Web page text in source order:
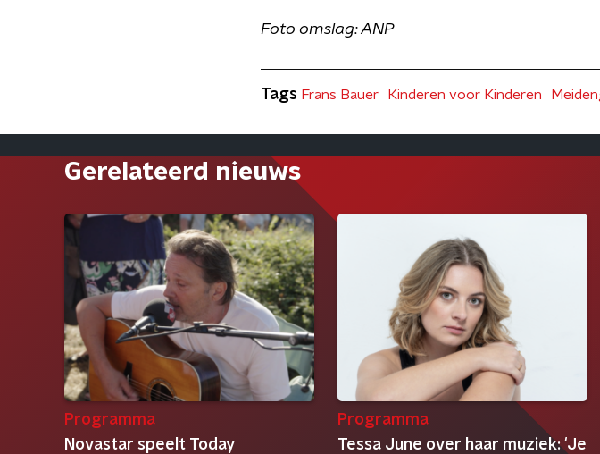
Foto omslag: ANP
Tags Frans Bauer Kinderen voor Kinderen
Gerelateerd nieuws
Programma
Novastar speelt Today
Programma
Tessa June over haar muziek: 'Je